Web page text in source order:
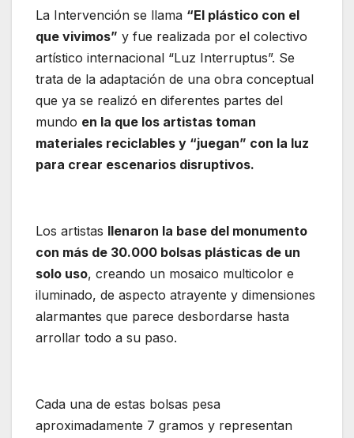
La Intervención se llama “El plástico con el
que vivimos” y fue realizada por el colectivo
artístico internacional “Luz Interruptus”. Se
trata de la adaptación de una obra conceptual
que ya se realizó en diferentes partes del
mundo en la que los artistas toman
materiales reciclables y “juegan” con la luz
para crear escenarios disruptivos.
Los artistas llenaron la base del monumento
con más de 30.000 bolsas plásticas de un
solo uso, creando un mosaico multicolor e
iluminado, de aspecto atrayente y dimensiones
alarmantes que parece desbordarse hasta
arrollar todo a su paso.
Cada una de estas bolsas pesa
aproximadamente 7 gramos y representan